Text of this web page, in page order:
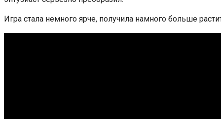
Игра стала немного ярче, получила намного больше